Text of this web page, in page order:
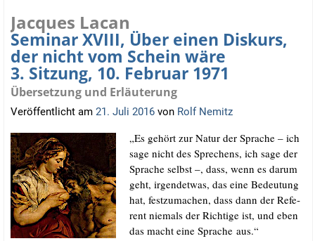
Jacques Lacan
Seminar XVIII, Über einen Diskurs,
der nicht vom Schein wäre
3. Sitzung, 10. Februar 1971
Übersetzung und Erläuterung
Veröffentlicht am 21. Juli 2016 von Rolf Nemitz
„Es gehört zur Natur der Spra­che – ich
sage nicht des Spre­chens, ich sage der
Spra­che selbst –, dass, wenn es dar­um
geht, irgend­et­was, das eine Bedeu­tung
hat, fest­zu­ma­chen, dass dann der Refe­
rent nie­mals der Rich­ti­ge ist, und eben
das macht eine Spra­che aus.“